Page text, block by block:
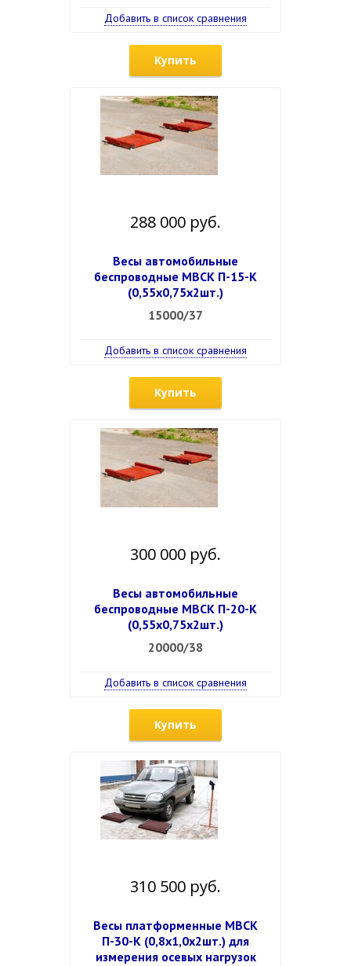
Добавить в список сравнения
Купить
288 000 руб.
Весы автомобильные
беспроводные МВСК П-15-К
(0,55х0,75х2шт.)
15000/37
Добавить в список сравнения
Купить
300 000 руб.
Весы автомобильные
беспроводные МВСК П-20-К
(0,55х0,75х2шт.)
20000/38
Добавить в список сравнения
Купить
310 500 руб.
Весы платформенные МВСК
П-30-К (0,8х1,0х2шт.) для
измерения осевых нагрузок